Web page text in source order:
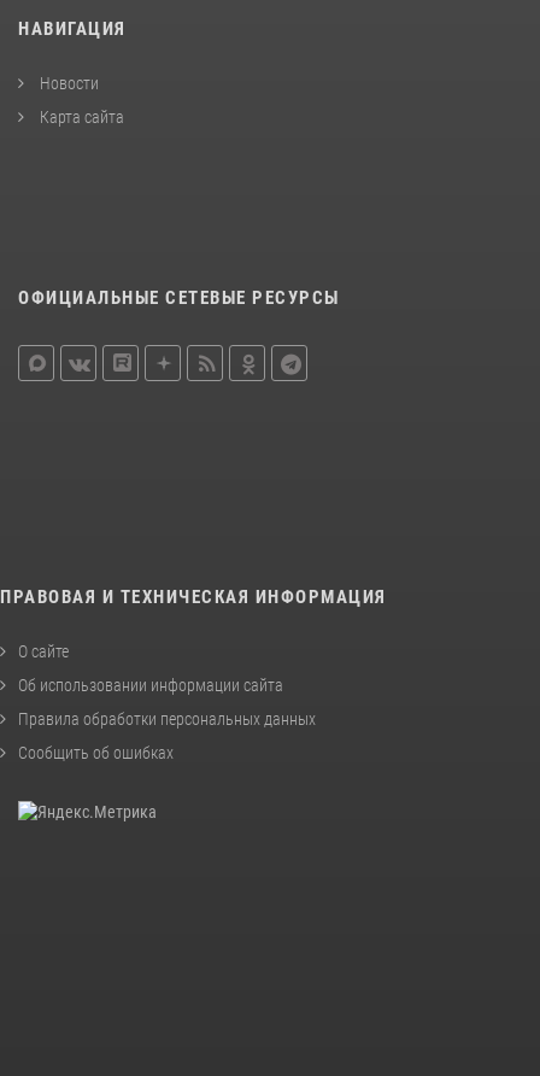
НАВИГАЦИЯ
Новости
Карта сайта
ОФИЦИАЛЬНЫЕ СЕТЕВЫЕ РЕСУРСЫ
ПРАВОВАЯ И ТЕХНИЧЕСКАЯ ИНФОРМАЦИЯ
О сайте
Об использовании информации сайта
Правила обработки персональных данных
Сообщить об ошибках